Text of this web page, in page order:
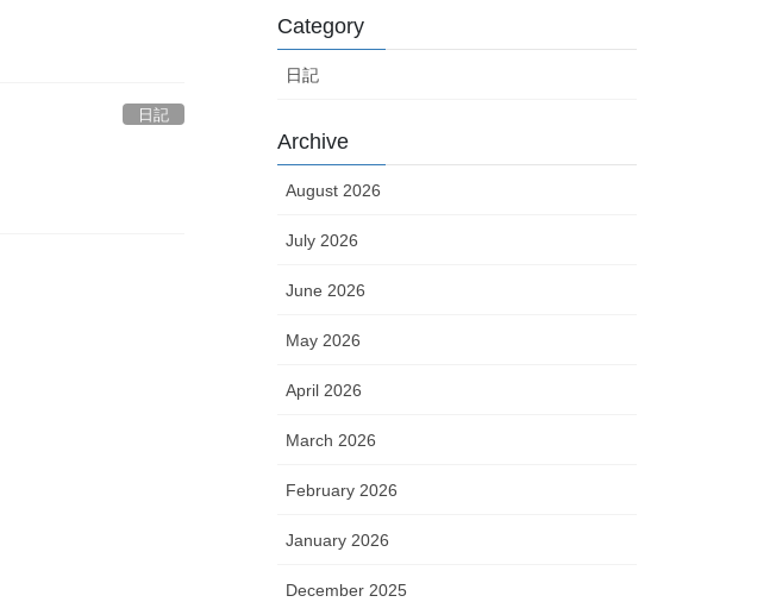
日記
Category
日記
Archive
August 2026
July 2026
June 2026
May 2026
April 2026
March 2026
February 2026
January 2026
December 2025